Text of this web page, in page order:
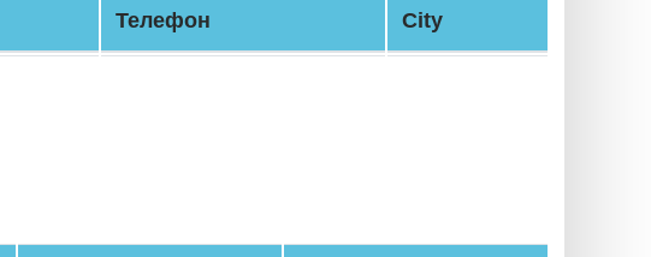
Телефон City